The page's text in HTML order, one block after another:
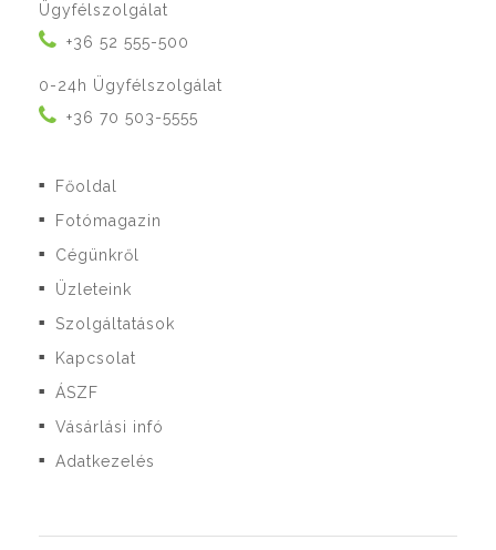
Ügyfélszolgálat
+36 52 555-500
0-24h Ügyfélszolgálat
+36 70 503-5555
■ Főoldal
■ Fotómagazin
■ Cégünkről
■ Üzleteink
■ Szolgáltatások
■ Kapcsolat
■ ÁSZF
■ Vásárlási infó
■ Adatkezelés